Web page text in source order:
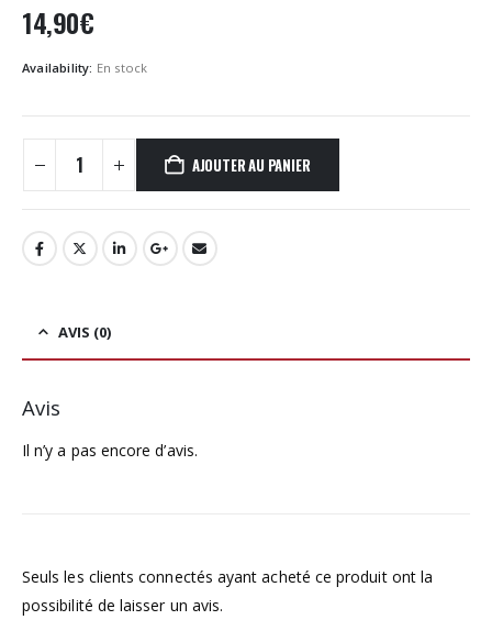
14,90€
Availability: En stock
AJOUTER AU PANIER
AVIS (0)
Avis
Il n’y a pas encore d’avis.
Seuls les clients connectés ayant acheté ce produit ont la
possibilité de laisser un avis.